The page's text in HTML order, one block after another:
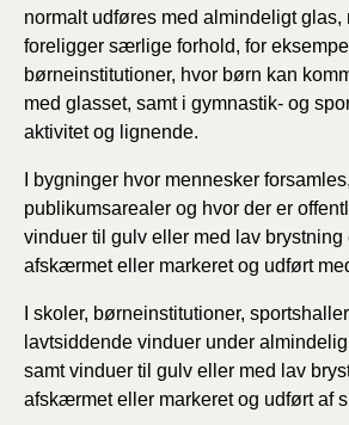
normalt udføres med almindeligt glas,
foreligger særlige forhold, for
børneinstitutioner, hvor børn kan
med glasset, samt i gymnastik- og
aktivitet og lignende.
I bygninger hvor mennesker
publikumsarealer og hvor der er
vinduer til gulv eller med lav
afskærmet eller markeret og udført
I skoler, børneinstitutioner,
lavtsiddende vinduer under
samt vinduer til gulv eller med lav
afskærmet eller markeret og udført af